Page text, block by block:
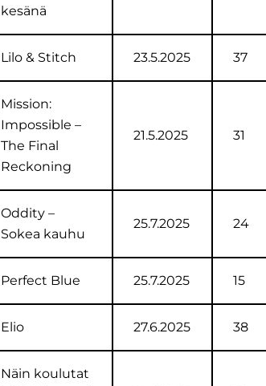
kesänä
Lilo & Stitch 23.5.2025 37
Mission:
Impossible –
The Final
Reckoning
21.5.2025 31
Oddity –
Sokea kauhu
25.7.2025 24
Perfect Blue 25.7.2025 15
Elio 27.6.2025 38
Näin koulutat